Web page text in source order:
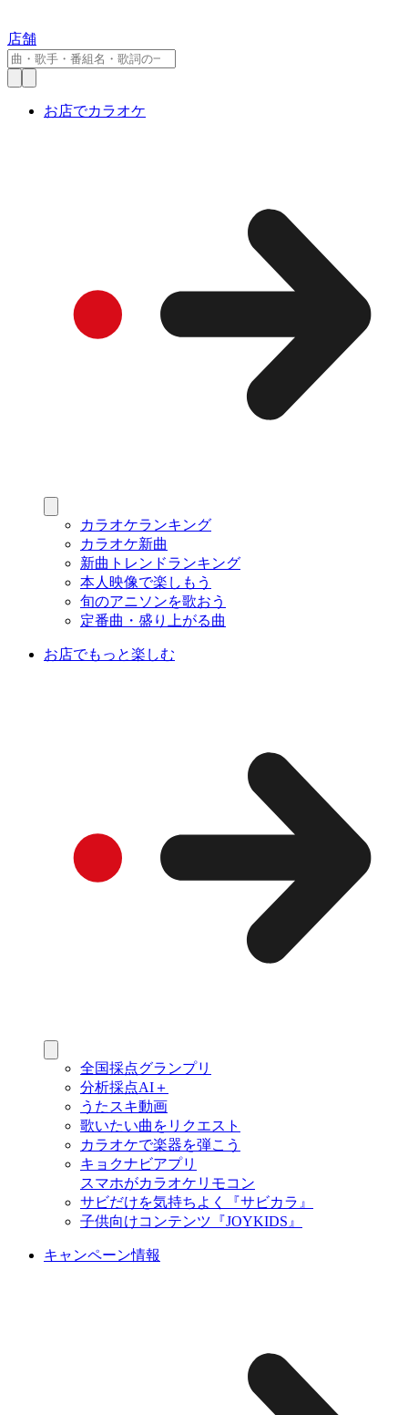
店舗
お店でカラオケ
カラオケランキング
カラオケ新曲
新曲トレンドランキング
本人映像で楽しもう
旬のアニソンを歌おう
定番曲・盛り上がる曲
お店でもっと楽しむ
全国採点グランプリ
分析採点AI＋
うたスキ動画
歌いたい曲をリクエスト
カラオケで楽器を弾こう
キョクナビアプリ
スマホがカラオケリモコン
サビだけを気持ちよく『サビカラ』
子供向けコンテンツ『JOYKIDS』
キャンペーン情報